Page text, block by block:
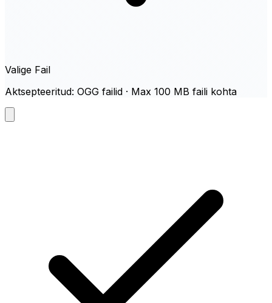
Valige Fail
Aktsepteeritud: OGG failid · Max 100 MB faili kohta